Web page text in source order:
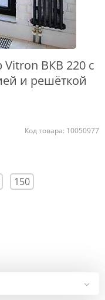
ВКВ 220 с
и решёткой
Код товара: 10050977
150